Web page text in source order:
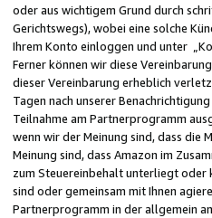
oder aus wichtigem Grund durch
Gerichtswegs), wobei eine solche
Ihrem Konto einloggen und unter
Ferner können wir diese
dieser Vereinbarung erheblich
Tagen nach unserer
Teilnahme am Partnerprogramm
wenn wir der Meinung sind, dass die
Meinung sind, dass Amazon im
zum Steuereinbehalt unterliegt oder
sind oder gemeinsam mit Ihnen
Partnerprogramm in der allgemein